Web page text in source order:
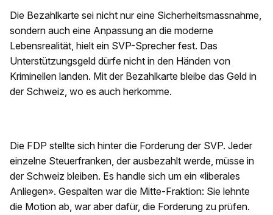
Die Bezahlkarte sei nicht nur eine Sicherheitsmassnahme,
sondern auch eine Anpassung an die moderne
Lebensrealität, hielt ein SVP-Sprecher fest. Das
Unterstützungsgeld dürfe nicht in den Händen von
Kriminellen landen. Mit der Bezahlkarte bleibe das Geld in
der Schweiz, wo es auch herkomme.
Die FDP stellte sich hinter die Forderung der SVP. Jeder
einzelne Steuerfranken, der ausbezahlt werde, müsse in
der Schweiz bleiben. Es handle sich um ein «liberales
Anliegen». Gespalten war die Mitte-Fraktion: Sie lehnte
die Motion ab, war aber dafür, die Forderung zu prüfen.